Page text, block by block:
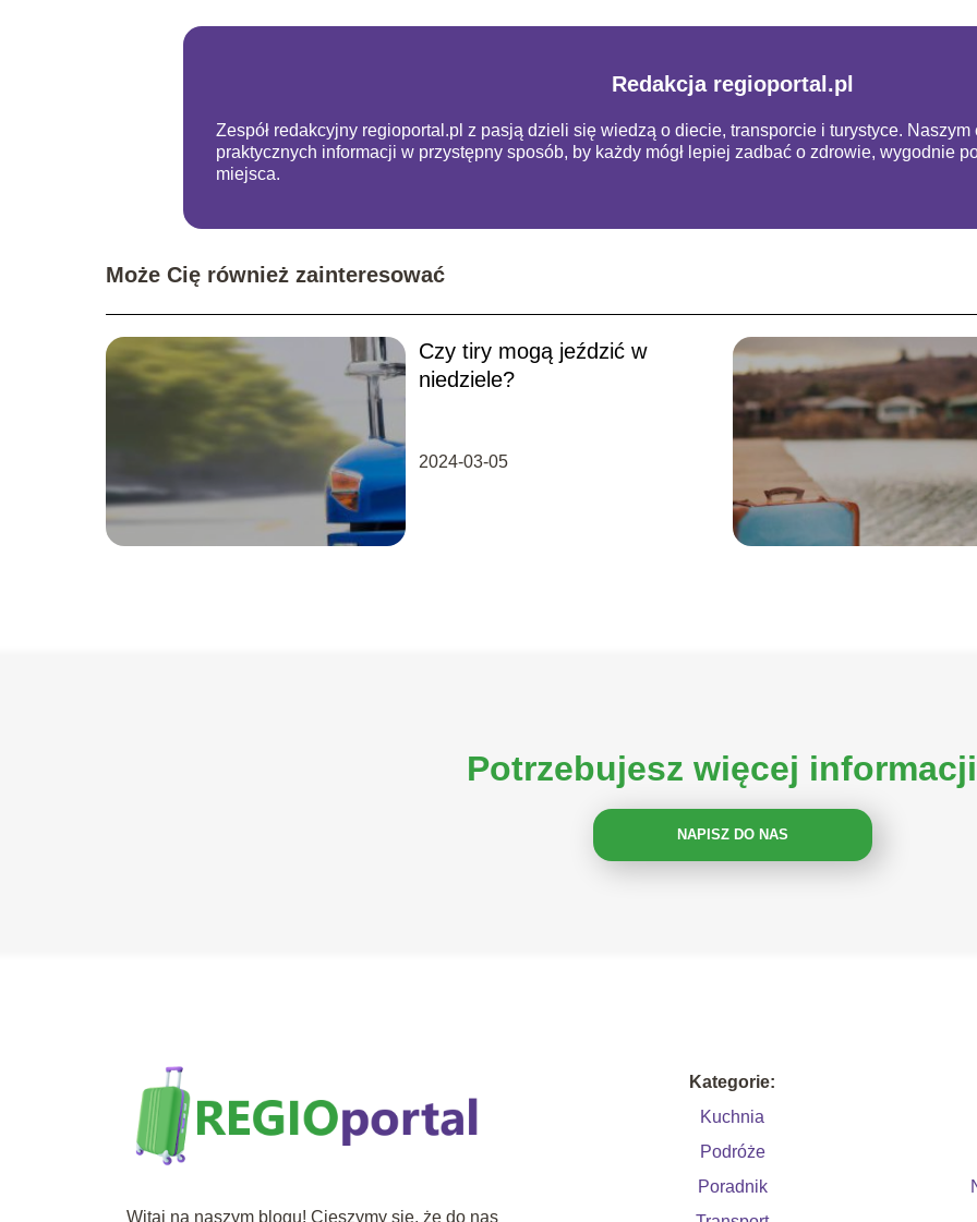
Redakcja regioportal.pl
Zespół redakcyjny regioportal.pl z pasją dzieli się wiedzą o diecie, transporcie i turystyce.
praktycznych informacji w przystępny sposób, by każdy mógł lepiej zadbać o zdrowie, wygodnie
miejsca.
Może Cię również zainteresować
Czy tiry mogą jeździć w
niedziele?
2024-03-05
Potrzebujesz więcej
NAPISZ DO NAS
Witaj na naszym blogu! Cieszymy się, że do nas
Kategorie:
Kuchnia
Podróże
Poradnik